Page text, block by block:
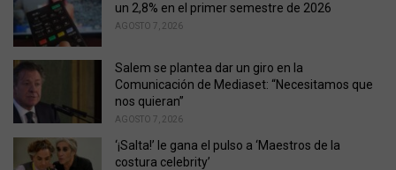
un 2,8% en el primer semestre de 2026
AGOSTO 7, 2026
Salem se plantea dar un giro en la
Comunicación de Mediaset: “Necesitamos que
nos quieran”
AGOSTO 7, 2026
‘¡Salta!’ le gana el pulso a ‘Maestros de la
costura celebrity’